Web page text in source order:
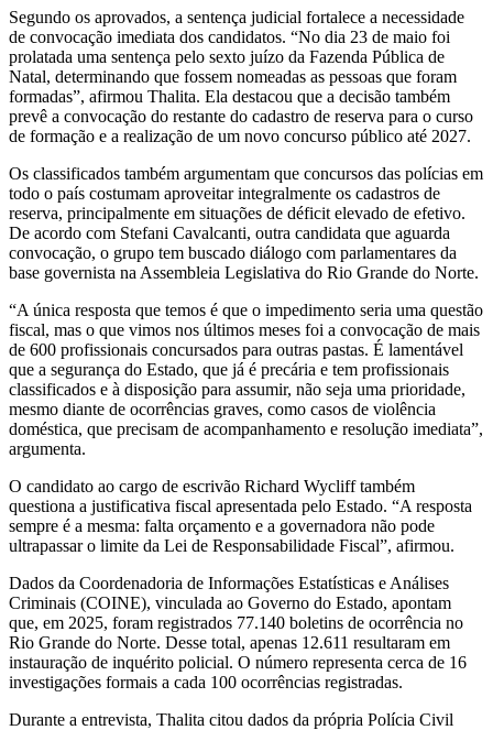
Segundo os aprovados, a sentença judicial fortalece a necessidade
de convocação imediata dos candidatos. “No dia 23 de maio foi
prolatada uma sentença pelo sexto juízo da Fazenda Pública de
Natal, determinando que fossem nomeadas as pessoas que foram
formadas”, afirmou Thalita. Ela destacou que a decisão também
prevê a convocação do restante do cadastro de reserva para o curso
de formação e a realização de um novo concurso público até 2027.
Os classificados também argumentam que concursos das polícias em
todo o país costumam aproveitar integralmente os cadastros de
reserva, principalmente em situações de déficit elevado de efetivo.
De acordo com Stefani Cavalcanti, outra candidata que aguarda
convocação, o grupo tem buscado diálogo com parlamentares da
base governista na Assembleia Legislativa do Rio Grande do Norte.
“A única resposta que temos é que o impedimento seria uma questão
fiscal, mas o que vimos nos últimos meses foi a convocação de mais
de 600 profissionais concursados para outras pastas. É lamentável
que a segurança do Estado, que já é precária e tem profissionais
classificados e à disposição para assumir, não seja uma prioridade,
mesmo diante de ocorrências graves, como casos de violência
doméstica, que precisam de acompanhamento e resolução imediata”,
argumenta.
O candidato ao cargo de escrivão Richard Wycliff também
questiona a justificativa fiscal apresentada pelo Estado. “A resposta
sempre é a mesma: falta orçamento e a governadora não pode
ultrapassar o limite da Lei de Responsabilidade Fiscal”, afirmou.
Dados da Coordenadoria de Informações Estatísticas e Análises
Criminais (COINE), vinculada ao Governo do Estado, apontam
que, em 2025, foram registrados 77.140 boletins de ocorrência no
Rio Grande do Norte. Desse total, apenas 12.611 resultaram em
instauração de inquérito policial. O número representa cerca de 16
investigações formais a cada 100 ocorrências registradas.
Durante a entrevista, Thalita citou dados da própria Polícia Civil